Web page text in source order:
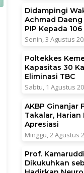
Didampingi
Achmad Daeng
PIP Kepada
Senin, 3 Agustus
Poltekkes
Kapasitas 30
Eliminasi TBC
Sabtu, 1 Agustus
AKBP Ginanjar
Takalar, Harian
Apresiasi
Minggu, 2 Agustus
Prof.
Dikukuhkan